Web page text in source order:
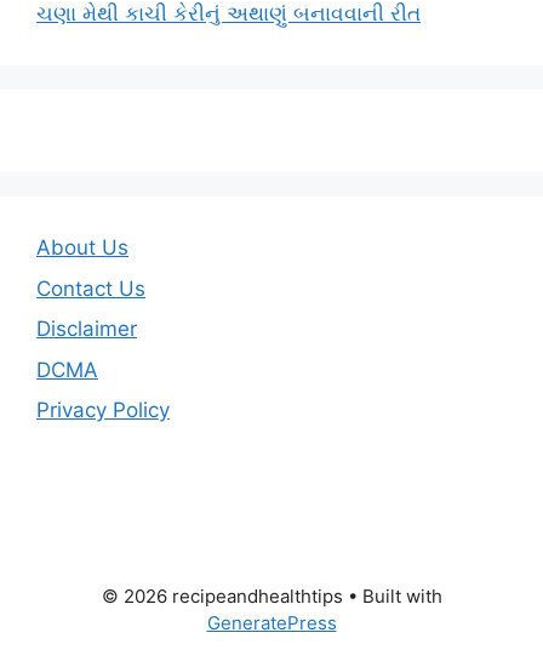
ચણા મેથી કાચી કેરીનું અથાણું બનાવવાની રીત
About Us
Contact Us
Disclaimer
DCMA
Privacy Policy
© 2026 recipeandhealthtips • Built with
GeneratePress